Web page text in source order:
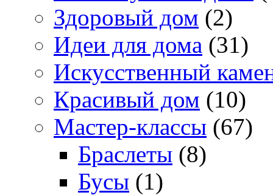
Здоровый дом (2)
Идеи для дома (31)
Искусственный
Красивый дом (10)
Мастер-классы (67)
Браслеты (8)
Бусы (1)